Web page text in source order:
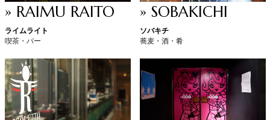
» RAIMU RAITO
ライムライト
喫茶・バー
» SOBAKICHI
ソバキチ
蕎麦・酒・肴